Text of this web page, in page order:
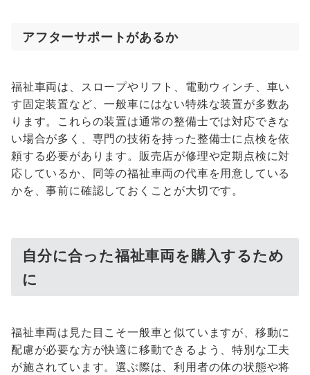
アフターサポートがあるか
福祉車両は、スロープやリフト、電動ウィンチ、車い
す固定装置など、一般車にはない特殊な装置が多数あ
ります。これらの装置は通常の整備士では対応できな
い場合が多く、専門の技術を持った整備士に点検を依
頼する必要があります。販売店が修理や定期点検に対
応しているか、同等の福祉車両の代車を用意している
かを、事前に確認しておくことが大切です。
自分に合った福祉車両を購入するため
に
福祉車両は見た目こそ一般車と似ていますが、移動に
配慮が必要な方が快適に移動できるよう、特別な工夫
が施されています。選ぶ際は、利用者の体の状態や将